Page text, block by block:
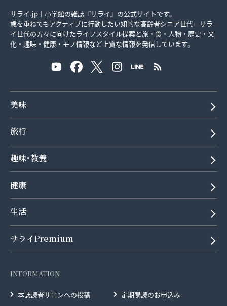
サライ.jp｜小学館の雑誌『サライ』の公式サイトです。
歳を重ねてもアクティブに行動したい知的な高齢者シニア世代＝サラ
イ世代の方々に向けたライフスタイル提案と旅・食・人物・歴史・文
化・趣味・健康・モノ情報など上質な情報を発信しています。
美味
旅行
趣味･教養
健康
生活
サライPremium
INFORMATION
本誌読者サロンへの投稿 定期購読のお申込み